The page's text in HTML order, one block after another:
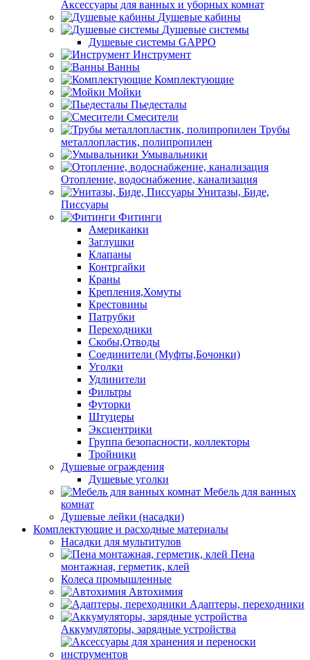
Аксессуары для ванных и уборных комнат
Душевые кабины
Душевые системы
Душевые системы GAPPO
Инструмент
Ванны
Комплектующие
Мойки
Пьедесталы
Смесители
Трубы
металлопластик, полипропилен
Умывальники
Отопление, водоснабжение, канализация
Унитазы, Биде,
Писсуары
Фитинги
Американки
Заглушки
Клапаны
Контргайки
Краны
Крепления,Хомуты
Крестовины
Патрубки
Переходники
Скобы,Отводы
Соединители (Муфты,Бочонки)
Уголки
Удлинители
Фильтры
Футорки
Штуцеры
Эксцентрики
Группа безопасности, коллекторы
Тройники
Душевые ограждения
Душевые уголки
Мебель для ванных
комнат
Душевые лейки (насадки)
Комплектующие и расходные материалы
Насадки для мультитулов
Пена
монтажная, герметик, клей
Колеса промышленные
Автохимия
Адаптеры, переходники
Аккумуляторы, зарядные устройства